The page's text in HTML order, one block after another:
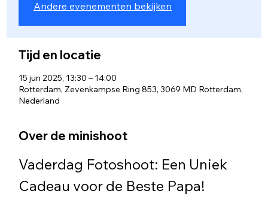
Andere evenementen bekijken
Tijd en locatie
15 jun 2025, 13:30 – 14:00
Rotterdam, Zevenkampse Ring 853, 3069 MD Rotterdam,
Nederland
Over de minishoot
Vaderdag Fotoshoot: Een Uniek
Cadeau voor de Beste Papa!